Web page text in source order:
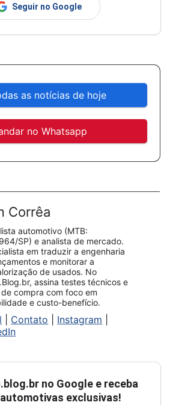
Seguir no Google
as notícias de hoje
no Whatsapp
Corrêa
automotivo (MTB:
SP) e analista de mercado.
em traduzir a engenharia
e monitorar a
de usados. No
assina testes técnicos e
compra com foco em
e custo-benefício.
Contato Instagram
no Google e receba
exclusivas!